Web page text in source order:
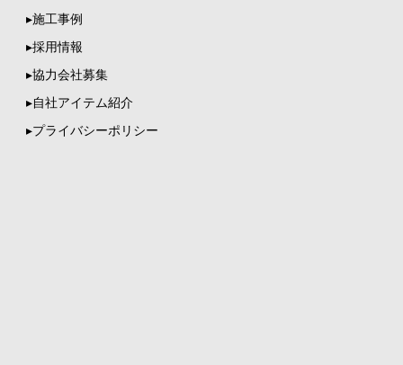
▸施工事例
▸採用情報
▸協力会社募集
▸自社アイテム紹介
▸プライバシーポリシー